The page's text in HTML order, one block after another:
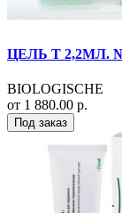
ЦЕЛЬ Т 2,2МЛ.
BIOLOGISCHE
от 1 880.00 р.
Под заказ